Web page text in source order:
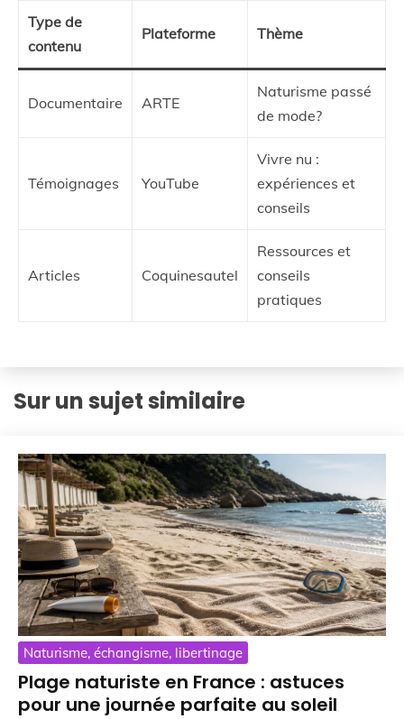
Type de
contenu
Plateforme Thème
Documentaire ARTE
Naturisme passé
de mode?
Témoignages YouTube
Vivre nu :
expériences et
conseils
Articles Coquinesautel
Ressources et
conseils
pratiques
Sur un sujet similaire
Naturisme, échangisme, libertinage
Plage naturiste en France : astuces
pour une journée parfaite au soleil